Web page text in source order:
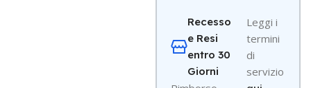
Recesso
e Resi
entro 30
Giorni
Leggi i
termini
di
servizio